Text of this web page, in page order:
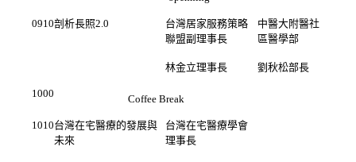
0910剖析長照2.0
台灣居家服務策略
聯盟副理事長
林金立理事長
中醫大附醫社
區醫學部
劉秋松部長
1000 Coffee Break
1010台灣在宅醫療的發展與
未來
台灣在宅醫療學會
理事長